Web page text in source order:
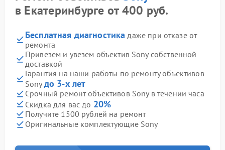
в Екатеринбурге от 400 руб.
Бесплатная диагностика даже при отказе от
ремонта
Привезем и увезем объектив Sony собственной
доставкой
Гарантия на наши работы по ремонту объективов
Sony до 3-х лет
Срочный ремонт объективов Sony в течении часа
Скидка для вас до 20%
Получите 1500 рублей на ремонт
Оригинальные комплектующие Sony